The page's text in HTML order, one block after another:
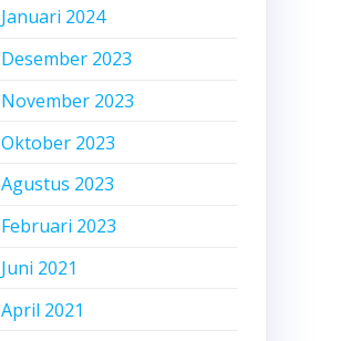
Januari 2024
Desember 2023
November 2023
Oktober 2023
Agustus 2023
Februari 2023
Juni 2021
April 2021